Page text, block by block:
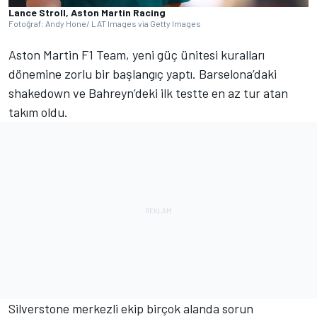
Lance Stroll, Aston Martin Racing
Fotoğraf: Andy Hone/ LAT Images via Getty Images
Aston Martin F1 Team, yeni güç ünitesi kuralları
dönemine zorlu bir başlangıç yaptı. Barselona’daki
shakedown ve Bahreyn’deki ilk testte en az tur atan
takım oldu.
Silverstone merkezli ekip birçok alanda sorun